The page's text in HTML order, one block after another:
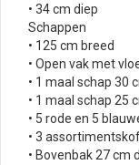
• 34 cm diep
Schappen
• 125 cm breed
• Open vak met
• 1 maal schap 30
• 1 maal schap 25
• 5 rode en 5
• 3
• Bovenbak 27